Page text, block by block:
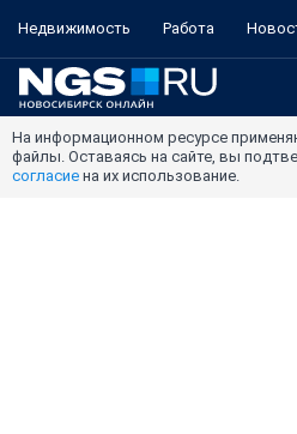
Недвижимость Работа
На информационном ресурсе
файлы. Оставаясь на сайте, вы
согласие на их использование.